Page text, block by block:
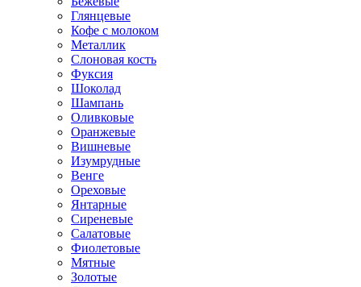
Глянцевые
Кофе с молоком
Металлик
Слоновая кость
Фуксия
Шоколад
Шампань
Оливковые
Оранжевые
Вишневые
Изумрудные
Венге
Ореховые
Янтарные
Сиреневые
Салатовые
Фиолетовые
Мятные
Золотые